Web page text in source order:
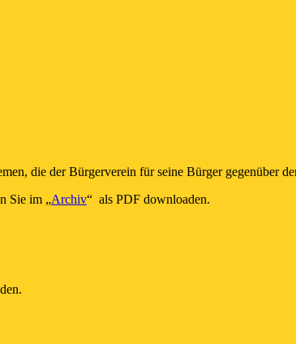
die der Bürgerverein für seine Bürger gegenüber
Sie im „Archiv“ als PDF downloaden.